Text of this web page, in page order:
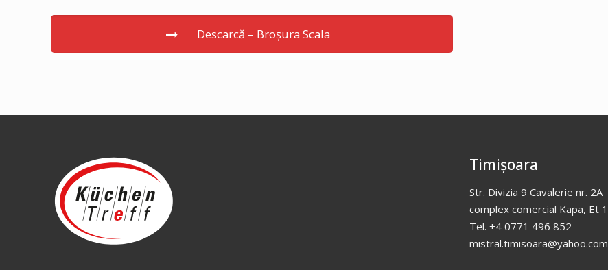
Descarcă – Broșura Scala
Timișoara
Str. Divizia 9 Cavalerie nr. 2A
complex comercial Kapa, Et 1
Tel. +4 0771 496 852
mistral.timisoara@yahoo.com